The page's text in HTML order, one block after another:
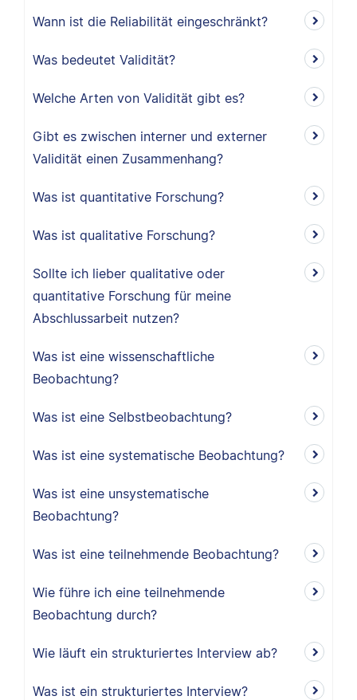
Wann ist die Reliabilität eingeschränkt?
Was bedeutet Validität?
Welche Arten von Validität gibt es?
Gibt es zwischen interner und externer
Validität einen Zusammenhang?
Was ist quantitative Forschung?
Was ist qualitative Forschung?
Sollte ich lieber qualitative oder
quantitative Forschung für meine
Abschlussarbeit nutzen?
Was ist eine wissenschaftliche
Beobachtung?
Was ist eine Selbstbeobachtung?
Was ist eine systematische Beobachtung?
Was ist eine unsystematische
Beobachtung?
Was ist eine teilnehmende Beobachtung?
Wie führe ich eine teilnehmende
Beobachtung durch?
Wie läuft ein strukturiertes Interview ab?
Was ist ein strukturiertes Interview?